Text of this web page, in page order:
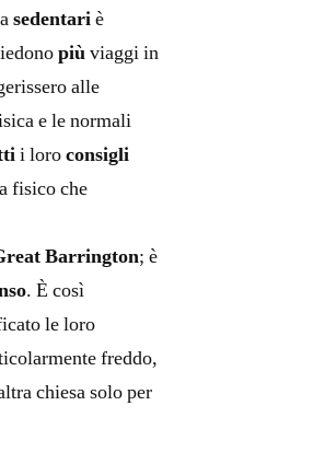
sedentariè
piùviaggi in
alle
e le normali
i loroconsigli
fisico che
Barrington; è
. È così
le loro
freddo,
chiesa solo per